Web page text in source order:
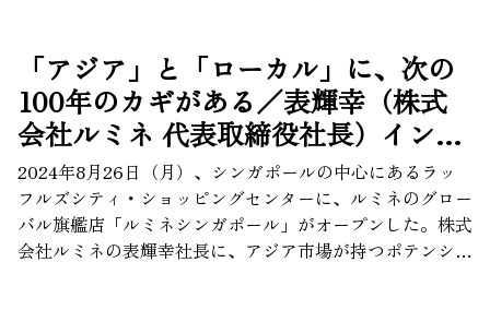
や、100％電動によってゼロエミッションを実現すること
から、各国企業が協業や出資に乗り出しています。 日本
を代表する航空会社、日本航空株式会社（JAL）も、
2022年10月に、同社のCVC（Corporate Venture Capital
／企業が自社資金でファンドを立ち上げ、新興企業に出
資・支援を行う活動）「JAL Innovation Fund」が、
REGENT社へ出資し、電動シーグライダーの社会実装に
向けた包括連携協定を締結しました。日本航空株式会社
「アジア」と「ローカル」に、次の
100年のカギがある／表輝幸（株式
会社ルミネ 代表取締役社長）インタ
ビュー
2024年8月26日（月）、シンガポールの中心にあるラッ
フルズシティ・ショッピングセンターに、ルミネのグロー
バル旗艦店「ルミネシンガポール」がオープンした。株式
会社ルミネの表輝幸社長に、アジア市場が持つポテンシャ